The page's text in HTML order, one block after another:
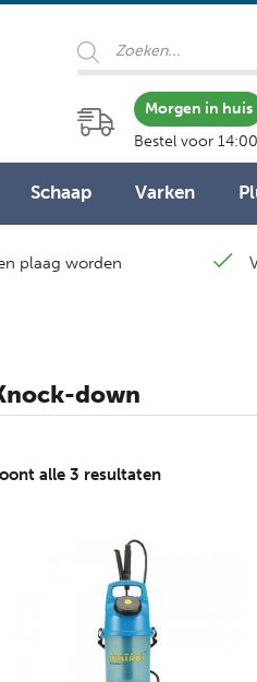
Producten
zoeken
Morgen in huis
Bestel voor
Schaap Varken
plaag worden
down
alle 3 resultatenGesorteerd